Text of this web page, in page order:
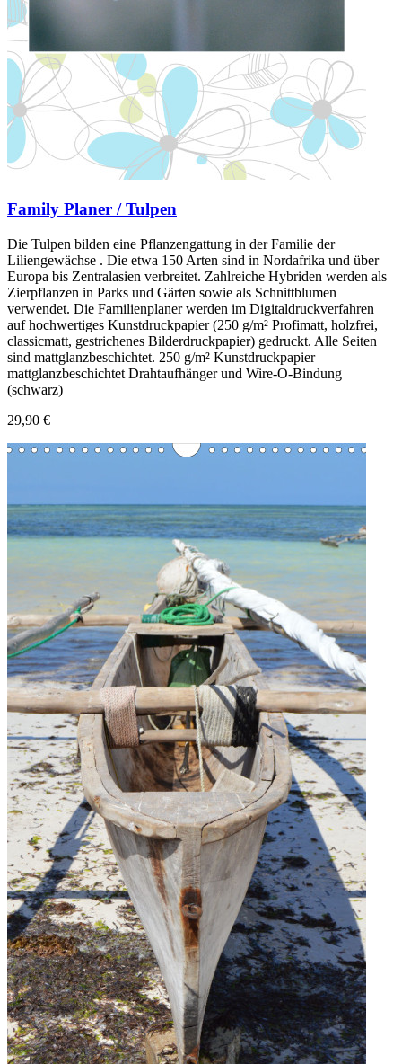
Family Planer / Tulpen
Die Tulpen bilden eine Pflanzengattung in der Familie der
Liliengewächse . Die etwa 150 Arten sind in Nordafrika und über
Europa bis Zentralasien verbreitet. Zahlreiche Hybriden werden als
Zierpflanzen in Parks und Gärten sowie als Schnittblumen
verwendet. Die Familienplaner werden im Digitaldruckverfahren
auf hochwertiges Kunstdruckpapier (250 g/m² Profimatt, holzfrei,
classicmatt, gestrichenes Bilderdruckpapier) gedruckt. Alle Seiten
sind mattglanzbeschichtet. 250 g/m² Kunstdruckpapier
mattglanzbeschichtet Drahtaufhänger und Wire-O-Bindung
(schwarz)
29,90 €